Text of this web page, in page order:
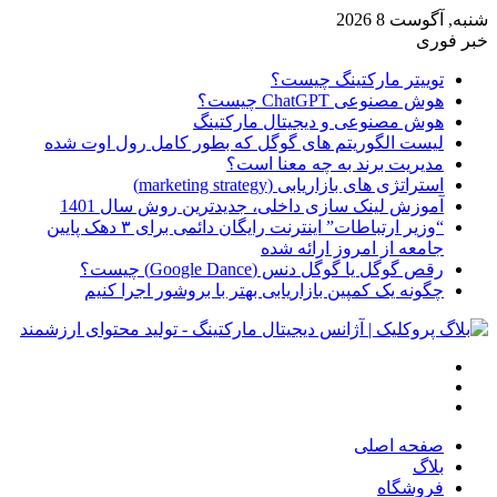
شنبه, آگوست 8 2026
خبر فوری
توییتر مارکتینگ چیست؟
هوش مصنوعی ChatGPT چیست؟
هوش مصنوعی و دیجیتال مارکتینگ
لیست الگوریتم های گوگل که بطور کامل رول اوت شده
مدیریت برند به چه معنا است؟
استراتژی های بازاریابی (marketing strategy)
آموزش لینک سازی داخلی، جدیدترین روش سال 1401
“وزیر ارتباطات” اینترنت رایگان دائمی برای ۳ دهک پایین
جامعه از امروز ارائه شده
رقص گوگل یا گوگل دنس (Google Dance) چیست؟
چگونه یک کمپین بازاریابی بهتر با بروشور اجرا کنیم
صفحه اصلی
بلاگ
فروشگاه